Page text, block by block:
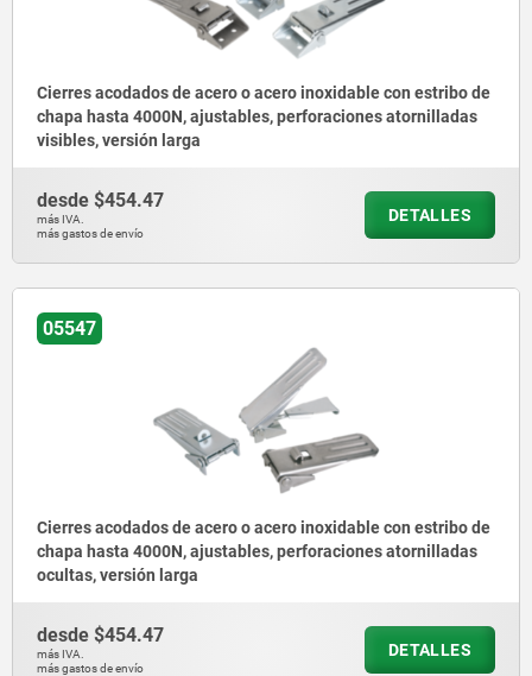
Cierres acodados de acero o acero inoxidable con estribo de
chapa hasta 4000N, ajustables, perforaciones atornilladas
visibles, versión larga
desde $454.47
más IVA.
más gastos de envío
DETALLES
05547
Cierres acodados de acero o acero inoxidable con estribo de
chapa hasta 4000N, ajustables, perforaciones atornilladas
ocultas, versión larga
desde $454.47
más IVA.
más gastos de envío
DETALLES